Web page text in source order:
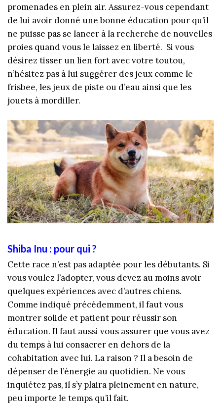
promenades en plein air. Assurez-vous cependant
de lui avoir donné une bonne éducation pour qu’il
ne puisse pas se lancer à la recherche de nouvelles
proies quand vous le laissez en liberté. Si vous
désirez tisser un lien fort avec votre toutou,
n’hésitez pas à lui suggérer des jeux comme le
frisbee, les jeux de piste ou d’eau ainsi que les
jouets à mordiller.
Shiba Inu : pour qui ?
Cette race n’est pas adaptée pour les débutants. Si
vous voulez l’adopter, vous devez au moins avoir
quelques expériences avec d’autres chiens.
Comme indiqué précédemment, il faut vous
montrer solide et patient pour réussir son
éducation. Il faut aussi vous assurer que vous avez
du temps à lui consacrer en dehors de la
cohabitation avec lui. La raison ? Il a besoin de
dépenser de l’énergie au quotidien. Ne vous
inquiétez pas, il s’y plaira pleinement en nature,
peu importe le temps qu’il fait.